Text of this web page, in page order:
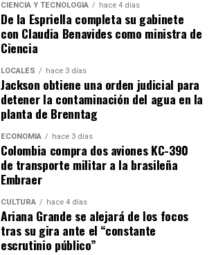
CIENCIA Y TECNOLOGÍA hace 4 días
De la Espriella completa su gabinete
con Claudia Benavides como ministra de
Ciencia
LOCALES hace 3 días
Jackson obtiene una orden judicial para
detener la contaminación del agua en la
planta de Brenntag
ECONOMÍA hace 3 días
Colombia compra dos aviones KC-390
de transporte militar a la brasileña
Embraer
CULTURA hace 4 días
Ariana Grande se alejará de los focos
tras su gira ante el “constante
escrutinio público”